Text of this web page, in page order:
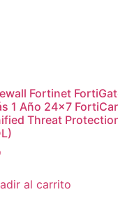
Fortinet
1 Año 24×7
Threat
al carrito